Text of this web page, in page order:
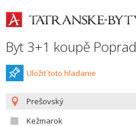
Byt 3+1 koupě Poprad
Uložiť toto hladanie
Prešovský
Kežmarok